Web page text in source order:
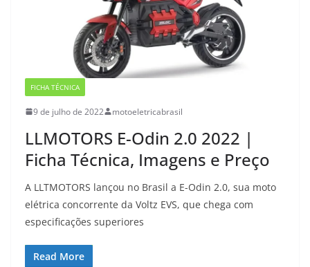
FICHA TÉCNICA
9 de julho de 2022 motoeletricabrasil
LLMOTORS E-Odin 2.0 2022 |
Ficha Técnica, Imagens e Preço
A LLTMOTORS lançou no Brasil a E-Odin 2.0, sua moto
elétrica concorrente da Voltz EVS, que chega com
especificações superiores
Read More